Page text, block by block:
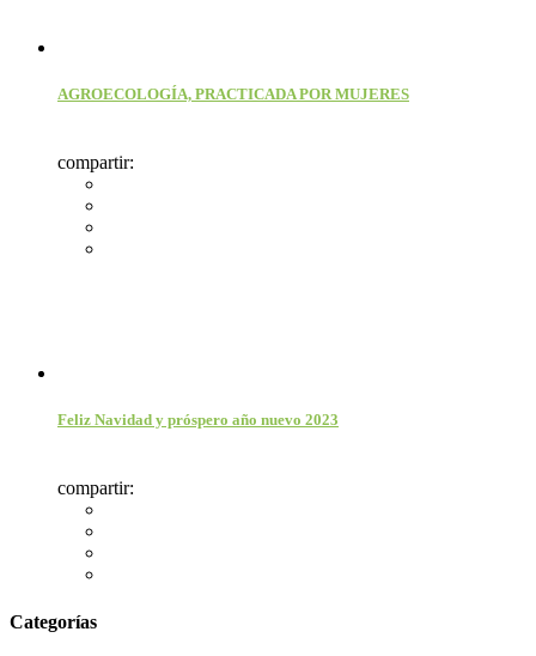
AGROECOLOGÍA, PRACTICADA POR MUJERES
compartir:
Feliz Navidad y próspero año nuevo 2023
compartir:
Categorías